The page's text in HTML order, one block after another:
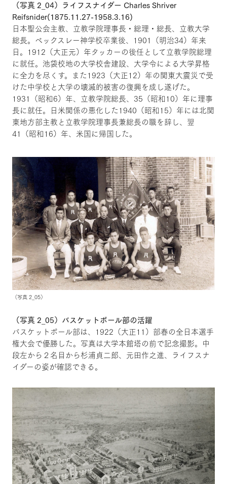
（写真 2_04）ライフスナイダー Charles Shriver
Reifsnider(1875.11.27-1958.3.16)
日本聖公会主教、立教学院理事長・総理・総長、立教大学
総長。ベックスレー神学校卒業後、1901（明治34）年来
日。1912（大正元）年タッカーの後任として立教学院総理
に就任。池袋校地の大学校舎建設、大学令による大学昇格
に全力を尽くす。また1923（大正12）年の関東大震災で受
けた中学校と大学の壊滅的被害の復興を成し遂げた。
1931（昭和6）年、立教学院総長、35（昭和10）年に理事
長に就任。日米関係の悪化した1940（昭和15）年には北関
東地方部主教と立教学院理事長兼総長の職を辞し、翌
41（昭和16）年、米国に帰国した。
（写真 2_05）
（写真 2_05）バスケットボール部の活躍
バスケットボール部は、1922（大正11）部春の全日本選手
権大会で優勝した。写真は大学本館塔の前で記念撮影。中
段左から２名目から杉浦貞二郎、元田作之進、ライフスナ
イダーの姿が確認できる。